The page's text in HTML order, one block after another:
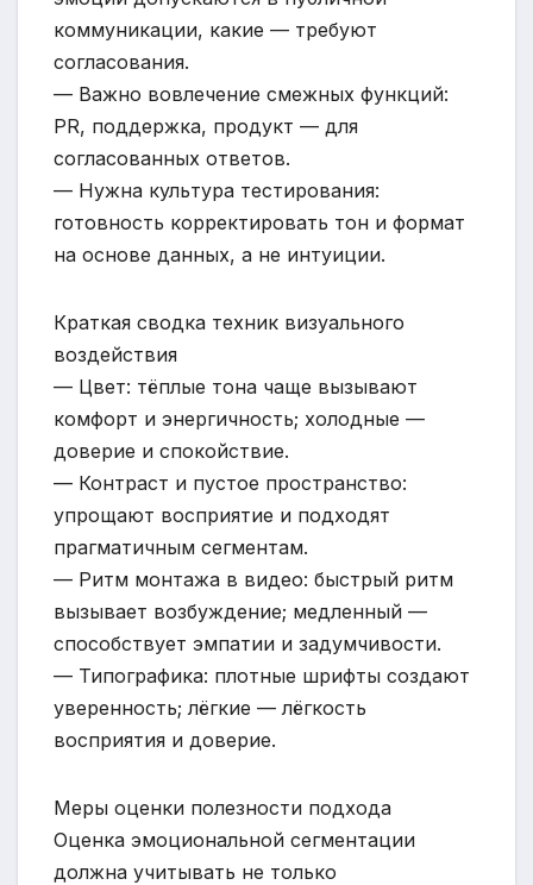
коммуникации, какие — требуют
согласования.
— Важно вовлечение смежных функций:
PR, поддержка, продукт — для
согласованных ответов.
— Нужна культура тестирования:
готовность корректировать тон и формат
на основе данных, а не интуиции.
Краткая сводка техник визуального
воздействия
— Цвет: тёплые тона чаще вызывают
комфорт и энергичность; холодные —
доверие и спокойствие.
— Контраст и пустое пространство:
упрощают восприятие и подходят
прагматичным сегментам.
— Ритм монтажа в видео: быстрый ритм
вызывает возбуждение; медленный —
способствует эмпатии и задумчивости.
— Типографика: плотные шрифты создают
уверенность; лёгкие — лёгкость
восприятия и доверие.
Меры оценки полезности подхода
Оценка эмоциональной сегментации
должна учитывать не только